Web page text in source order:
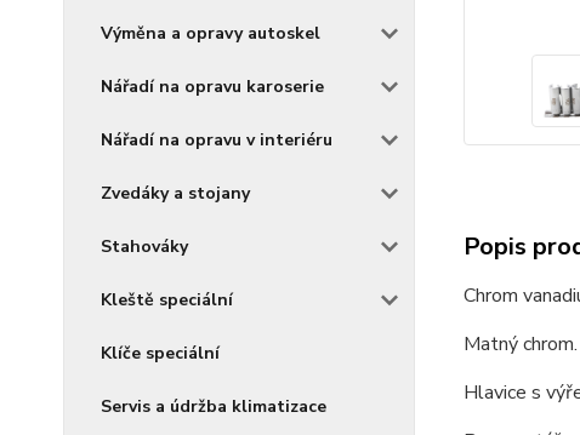
Výměna a opravy autoskel
Nářadí na opravu karoserie
Nářadí na opravu v interiéru
Zvedáky a stojany
Stahováky
Kleště speciální
Klíče speciální
Servis a údržba klimatizace
Popis
Chrom
Matný chrom.
Hlavice s